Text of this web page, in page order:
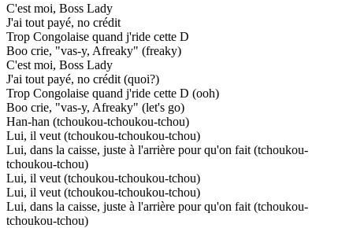
C'est moi, Boss Lady
J'ai tout payé, no crédit
Trop Congolaise quand j'ride cette D
Boo crie, "vas-y, Afreaky" (freaky)
C'est moi, Boss Lady
J'ai tout payé, no crédit (quoi?)
Trop Congolaise quand j'ride cette D (ooh)
Boo crie, "vas-y, Afreaky" (let's go)
Han-han (tchoukou-tchoukou-tchou)
Lui, il veut (tchoukou-tchoukou-tchou)
Lui, dans la caisse, juste à l'arrière pour qu'on fait (tchoukou-
tchoukou-tchou)
Lui, il veut (tchoukou-tchoukou-tchou)
Lui, il veut (tchoukou-tchoukou-tchou)
Lui, dans la caisse, juste à l'arrière pour qu'on fait (tchoukou-
tchoukou-tchou)